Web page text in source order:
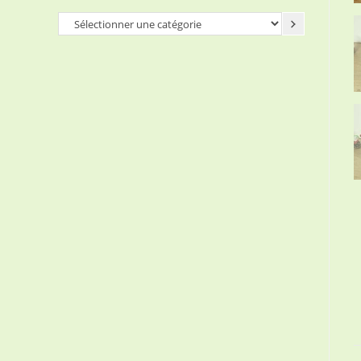
Sélectionner